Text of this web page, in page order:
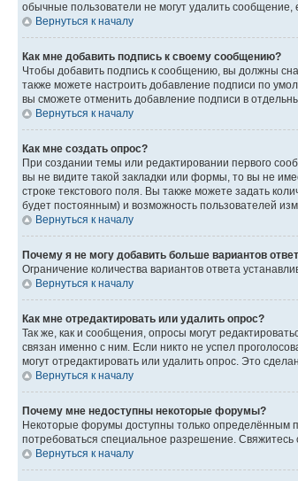
обычные пользователи не могут удалить сообщение,
Вернуться к началу
Как мне добавить подпись к своему сообщению?
Чтобы добавить подпись к сообщению, вы должны
также можете настроить добавление подписи по
вы сможете отменить добавление подписи в
Вернуться к началу
Как мне создать опрос?
При создании темы или редактировании первого
вы не видите такой закладки или формы, то вы не
строке текстового поля. Вы также можете задать
будет постоянным) и возможность пользователей
Вернуться к началу
Почему я не могу добавить больше вариантов
Ограничение количества вариантов ответа
Вернуться к началу
Как мне отредактировать или удалить опрос?
Так же, как и сообщения, опросы могут
связан именно с ним. Если никто не успел
могут отредактировать или удалить опрос. Это
Вернуться к началу
Почему мне недоступны некоторые форумы?
Некоторые форумы доступны только определённым
потребоваться специальное разрешение.
Вернуться к началу